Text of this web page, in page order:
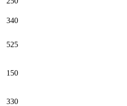
340
525
150
330